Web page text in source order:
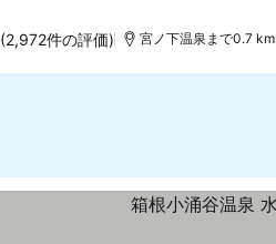
(2,972件の評価) 宮ノ下温泉まで0.7 km